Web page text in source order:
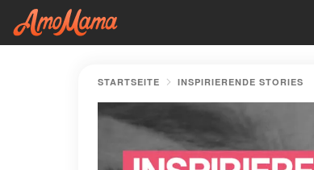
STARTSEITE INSPIRIERENDE STORIES